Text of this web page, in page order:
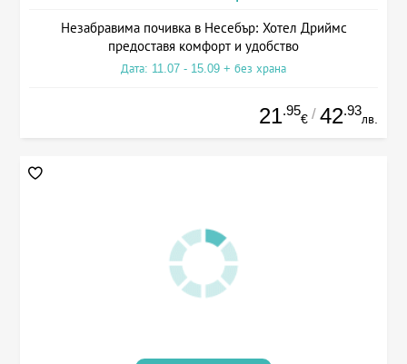
Незабравима почивка в Несебър: Хотел Дриймс
предоставя комфорт и удобство
Дата: 11.07 - 15.09 + без храна
21.95
€ / 42.93
лв.